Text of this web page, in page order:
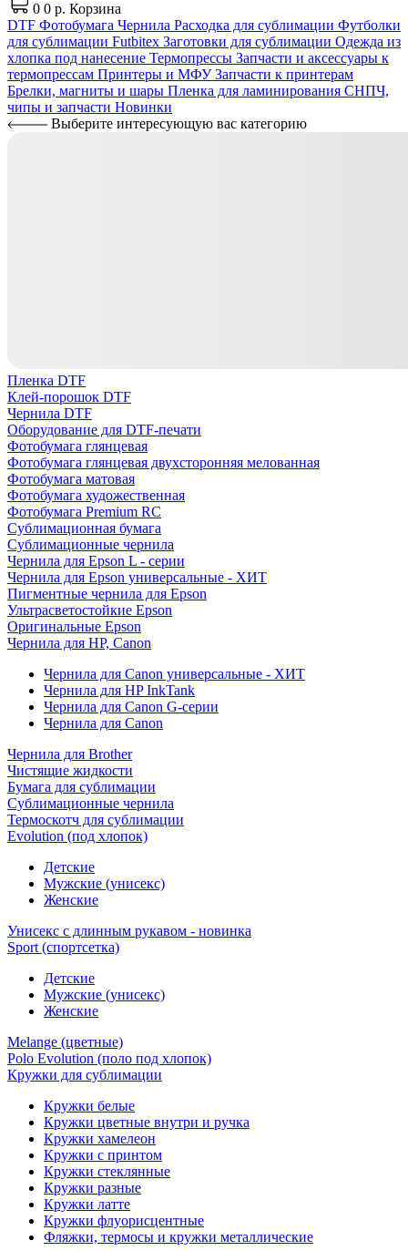
0 0 р. Корзина
DTF Фотобумага Чернила Расходка для сублимации Футболки
для сублимации Futbitex Заготовки для сублимации Одежда из
хлопка под нанесение Термопрессы Запчасти и аксессуары к
термопрессам Принтеры и МФУЗапчасти к принтерам
Брелки, магниты и шары Пленка для ламинирования СНПЧ,
чипы и запчасти Новинки
Выберите интересующую вас категорию
Пленка DTF
Клей-порошок DTF
Чернила DTF
Оборудование для DTF-печати
Фотобумага глянцевая
Фотобумага глянцевая двухсторонняя мелованная
Фотобумага матовая
Фотобумага художественная
Фотобумага Premium RC
Сублимационная бумага
Сублимационные чернила
Чернила для Epson L - серии
Чернила для Epson универсальные - ХИТ
Пигментные чернила для Epson
Ультрасветостойкие Epson
Оригинальные Epson
Чернила для HP, Canon
Чернила для Canon универсальные - ХИТ
Чернила для HP InkTank
Чернила для Canon G-серии
Чернила для Canon
Чернила для Brother
Чистящие жидкости
Бумага для сублимации
Сублимационные чернила
Термоскотч для сублимации
Evolution (под хлопок)
Детские
Мужские (унисекс)
Женские
Унисекс с длинным рукавом - новинка
Sport (спортсетка)
Детские
Мужские (унисекс)
Женские
Melange (цветные)
Polo Evolution (поло под хлопок)
Кружки для сублимации
Кружки белые
Кружки цветные внутри и ручка
Кружки хамелеон
Кружки c принтом
Кружки стеклянные
Кружки разные
Кружки латте
Кружки флуорисцентные
Фляжки, термосы и кружки металлические